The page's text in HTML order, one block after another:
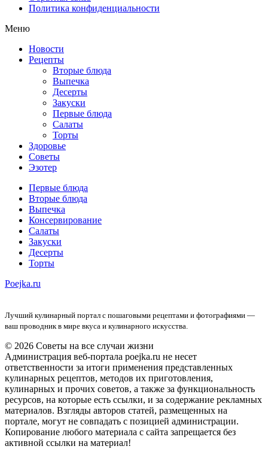
Политика конфиденциальности
Меню
Новости
Рецепты
Вторые блюда
Выпечка
Десерты
Закуски
Первые блюда
Салаты
Торты
Здоровье
Советы
Эзотер
Первые блюда
Вторые блюда
Выпечка
Консервирование
Салаты
Закуски
Десерты
Торты
Poejka.ru
Лучший кулинарный портал с пошаговыми рецептами и фотографиями —
ваш проводник в мире вкуса и кулинарного искусства.
© 2026 Советы на все случаи жизни
Администрация веб-портала poejka.ru не несет
ответственности за итоги применения представленных
кулинарных рецептов, методов их приготовления,
кулинарных и прочих советов, а также за функциональность
ресурсов, на которые есть ссылки, и за содержание рекламных
материалов. Взгляды авторов статей, размещенных на
портале, могут не совпадать с позицией администрации.
Копирование любого материала с сайта запрещается без
активной ссылки на материал!